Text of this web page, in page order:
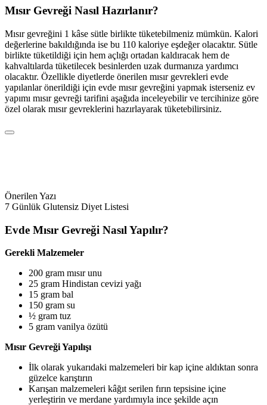
Mısır Gevreği Nasıl Hazırlanır?
Mısır gevreğini 1 kâse sütle birlikte tüketebilmeniz mümkün. Kalori
değerlerine bakıldığında ise bu 110 kaloriye eşdeğer olacaktır. Sütle
birlikte tüketildiği için hem açlığı ortadan kaldıracak hem de
kahvaltılarda tüketilecek besinlerden uzak durmanıza yardımcı
olacaktır. Özellikle diyetlerde önerilen mısır gevrekleri evde
yapılanlar önerildiği için evde mısır gevreğini yapmak isterseniz ev
yapımı mısır gevreği tarifini aşağıda inceleyebilir ve tercihinize göre
özel olarak mısır gevreklerini hazırlayarak tüketebilirsiniz.
Önerilen Yazı
7 Günlük Glutensiz Diyet Listesi
Evde Mısır Gevreği Nasıl Yapılır?
Gerekli Malzemeler
200 gram mısır unu
25 gram Hindistan cevizi yağı
15 gram bal
150 gram su
½ gram tuz
5 gram vanilya özütü
Mısır Gevreği Yapılışı
İlk olarak yukarıdaki malzemeleri bir kap içine aldıktan sonra
güzelce karıştırın
Karışan malzemeleri kâğıt serilen fırın tepsisine içine
yerleştirin ve merdane yardımıyla ince şekilde açın